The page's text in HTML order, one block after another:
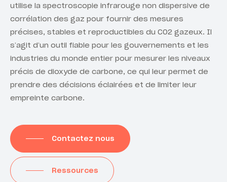
utilise la spectroscopie infrarouge non dispersive de
corrélation des gaz pour fournir des mesures
précises, stables et reproductibles du CO2 gazeux. Il
s’agit d’un outil fiable pour les gouvernements et les
industries du monde entier pour mesurer les niveaux
précis de dioxyde de carbone, ce qui leur permet de
prendre des décisions éclairées et de limiter leur
empreinte carbone.
Contactez nous
Ressources